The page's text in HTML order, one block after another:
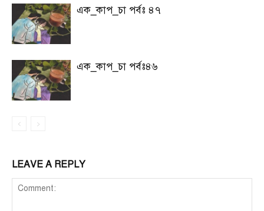
এক_কাপ_চা পর্বঃ ৪৭
এক_কাপ_চা পর্বঃ৪৬
LEAVE A REPLY